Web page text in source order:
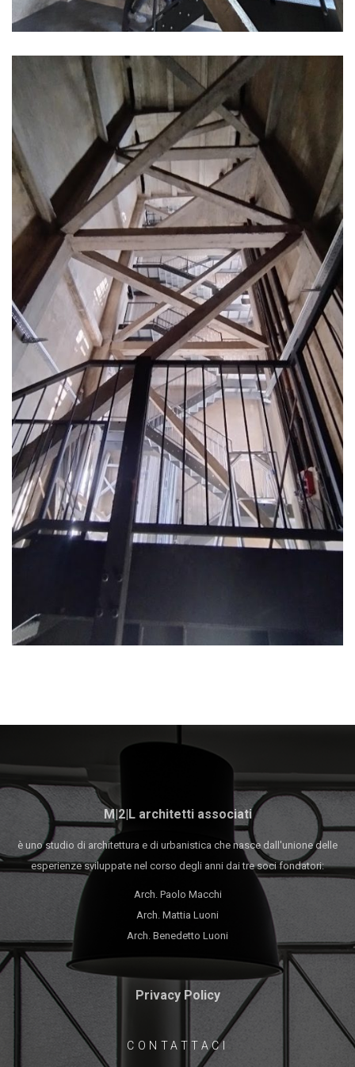
M|2|L architetti associati
è uno studio di architettura e di urbanistica che nasce dall'unione delle
esperienze sviluppate nel corso degli anni dai tre soci fondatori:
Arch. Paolo Macchi
Arch. Mattia Luoni
Arch. Benedetto Luoni
Privacy Policy
CONTATTACI